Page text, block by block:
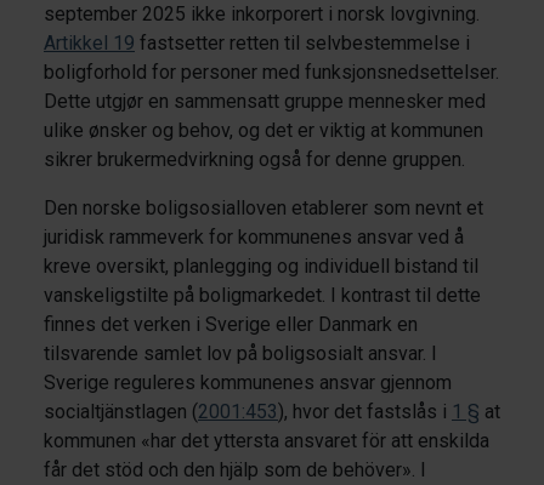
september 2025 ikke inkorporert i norsk lovgivning.
Artikkel 19 fastsetter retten til selvbestemmelse i
boligforhold for personer med funksjonsnedsettelser.
Dette utgjør en sammensatt gruppe mennesker med
ulike ønsker og behov, og det er viktig at kommunen
sikrer brukermedvirkning også for denne gruppen.
Den norske boligsosialloven etablerer som nevnt et
juridisk rammeverk for kommunenes ansvar ved å
kreve oversikt, planlegging og individuell bistand til
vanskeligstilte på boligmarkedet. I kontrast til dette
finnes det verken i Sverige eller Danmark en
tilsvarende samlet lov på boligsosialt ansvar. I
Sverige reguleres kommunenes ansvar gjennom
socialtjänstlagen (2001:453), hvor det fastslås i 1 § at
kommunen «har det yttersta ansvaret för att enskilda
får det stöd och den hjälp som de behöver». I